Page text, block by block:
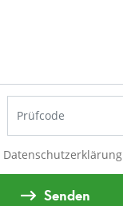
Datenschutzerklärung
Senden